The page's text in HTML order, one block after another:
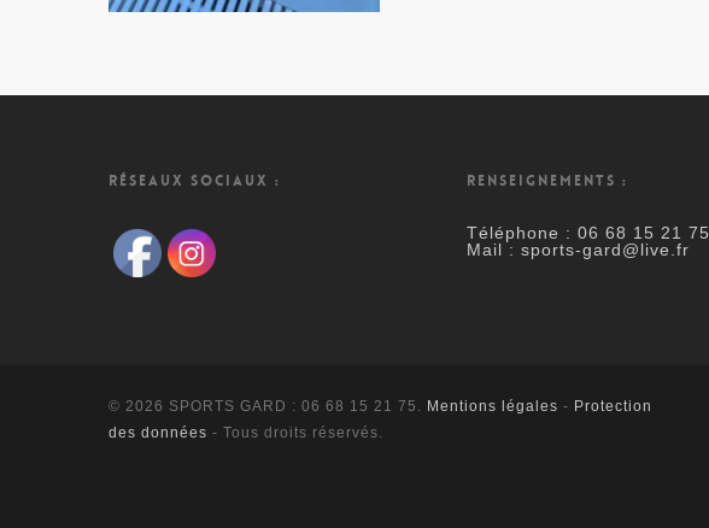
RÉSEAUX SOCIAUX : RENSEIGNEMENTS :
Téléphone : 06 68 15 21 75
Mail : sports-gard@live.fr
© 2026 SPORTS GARD : 06 68 15 21 75. Mentions légales - Protection
des données - Tous droits réservés.